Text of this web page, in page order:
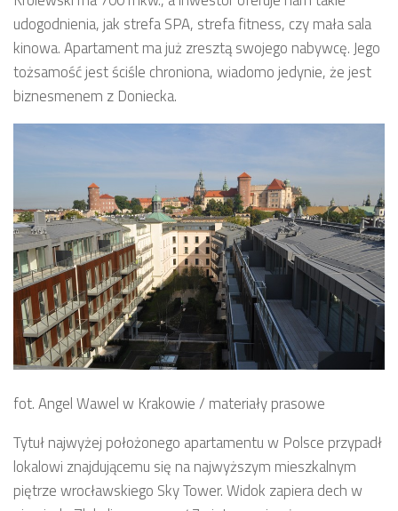
udogodnienia, jak strefa SPA, strefa fitness, czy mała sala
kinowa. Apartament ma już zresztą swojego nabywcę. Jego
tożsamość jest ściśle chroniona, wiadomo jedynie, że jest
biznesmenem z Doniecka.
fot. Angel Wawel w Krakowie / materiały prasowe
Tytuł najwyżej położonego apartamentu w Polsce przypadł
lokalowi znajdującemu się na najwyższym mieszkalnym
piętrze wrocławskiego Sky Tower. Widok zapiera dech w